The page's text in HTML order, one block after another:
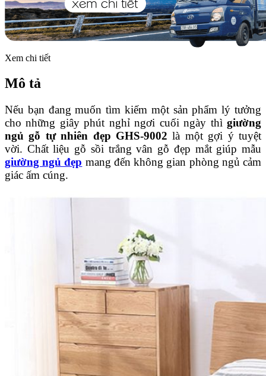
Xem chi tiết
Mô tả
Nếu bạn đang muốn tìm kiếm một sản phẩm lý tưởng
cho những giây phút nghỉ ngơi cuối ngày thì giường
ngủ gỗ tự nhiên đẹp GHS-9002 là một gợi ý tuyệt
vời. Chất liệu gỗ sồi trắng vân gỗ đẹp mắt giúp mẫu
giường ngủ đẹp mang đến không gian phòng ngủ cảm
giác ấm cúng.